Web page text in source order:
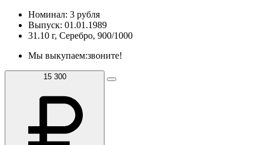
Номинал: 3 рубля
Выпуск: 01.01.1989
31.10 г, Серебро, 900/1000
Мы выкупаем:звоните!
15 300